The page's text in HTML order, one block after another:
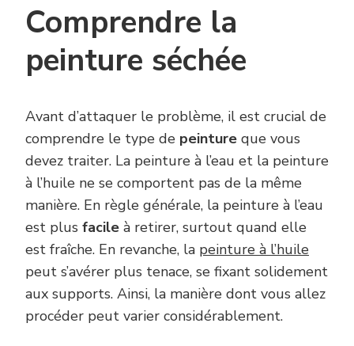
Comprendre la
peinture séchée
Avant d’attaquer le problème, il est crucial de
comprendre le type de peinture que vous
devez traiter. La peinture à l’eau et la peinture
à l’huile ne se comportent pas de la même
manière. En règle générale, la peinture à l’eau
est plus facile à retirer, surtout quand elle
est fraîche. En revanche, la peinture à l’huile
peut s’avérer plus tenace, se fixant solidement
aux supports. Ainsi, la manière dont vous allez
procéder peut varier considérablement.